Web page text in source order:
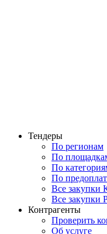
Тендеры
По регионам
По
По
По
Все закупки
Все закупки
Контрагенты
Проверить
Об услуге